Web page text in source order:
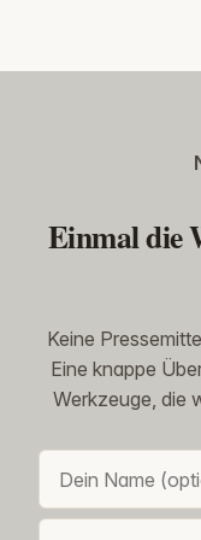
Einmal die
Keine
Eine knappe
Werkzeuge, die